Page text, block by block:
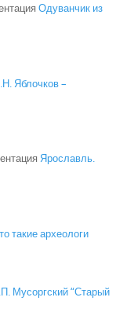
Одуванчик из
Яблочков –
Ярославль.
такие археологи
Мусоргский “Старый